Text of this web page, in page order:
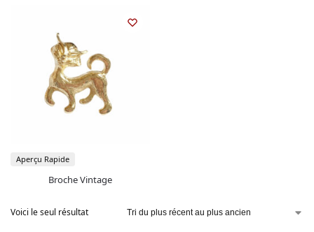
Broche Vintage
Aperçu Rapide
Voici le seul résultat